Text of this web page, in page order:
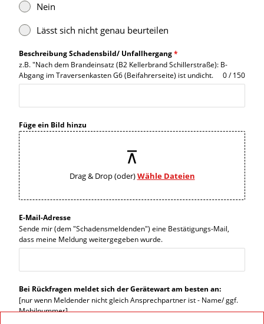
Nein
Lässt sich nicht genau beurteilen
Beschreibung Schadensbild/ Unfallhergang*
z.B. "Nach dem Brandeinsatz (B2 Kellerbrand Schillerstraße): B-
Abgang im Traversenkasten G6 (Beifahrerseite) ist undicht.
0 / 150
Füge ein Bild hinzu
Drag & Drop (oder)Wähle Dateien
E-Mail-Adresse
Sende mir (dem "Schadensmeldenden") eine Bestätigungs-Mail,
dass meine Meldung weitergegeben wurde.
Bei Rückfragen meldet sich der Gerätewart am besten an:
[nur wenn Meldender nicht gleich Ansprechpartner ist - Name/ ggf.
Mobilnummer]